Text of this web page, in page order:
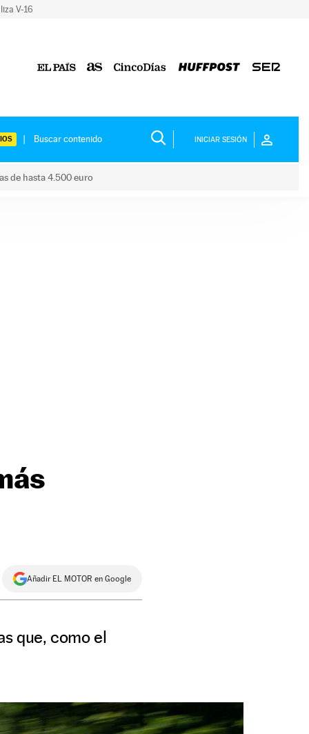
V-16
INICIAR SESIÓN
de hasta 4.500 euro
Añadir EL MOTOR en Google
que, como el